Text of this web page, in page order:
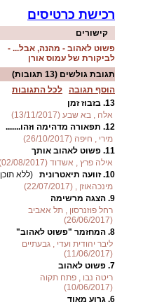
רכישת כרטיסים
קישורים
פשוט לאהוב - מהנה, אבל... -
לביקורת של עמוס אורן
תגובת גולשים (13 תגובות)
הוסף תגובה
לכל התגובות
13. בזבוז זמן
אלה , בא שבע (13/11/2017)
12. תפאורה מדהימה וזהו.......
מירי , חיפה (26/10/2017)
11. פשוט לאהוב אותך
אילה פרץ , אשדוד (02/08/2017)
10. זוועה תיאטרונית
(ללא
מינכהאוזן , (22/07/2017)
9. הצגה מרשימה
רחל פוזנרסון , תל אאביב
(26/06/2017)
8. המחזמר "פשוט לאהוב"
ליבר יהודית ועדי , גבעתיים
(11/06/2017)
7. פשוט לאהוב
ריטה נבו , פתח תקוה
(10/06/2017)
6. גרוע מאוד